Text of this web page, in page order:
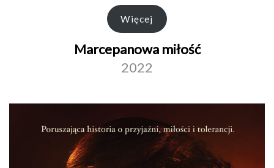
Więcej
Marcepanowa miłość
2022